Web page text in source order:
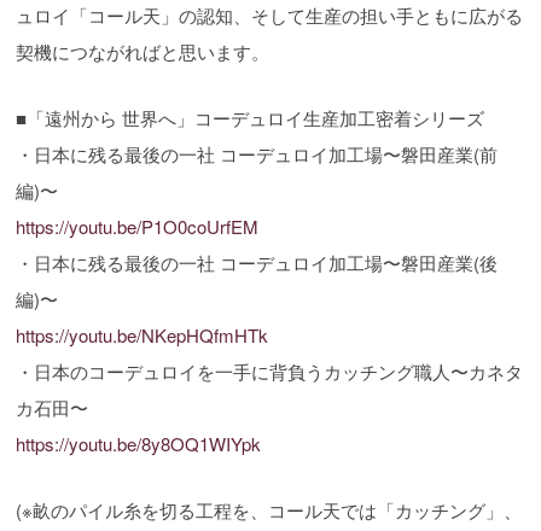
ュロイ「コール天」の認知、そして生産の担い手ともに広がる
契機につながればと思います。
■「遠州から 世界へ」コーデュロイ生産加工密着シリーズ
・日本に残る最後の一社 コーデュロイ加工場〜磐田産業(前
編)〜
https://youtu.be/P1O0coUrfEM
・日本に残る最後の一社 コーデュロイ加工場〜磐田産業(後
編)〜
https://youtu.be/NKepHQfmHTk
・日本のコーデュロイを一手に背負うカッチング職人〜カネタ
カ石田〜
https://youtu.be/8y8OQ1WIYpk
(※畝のパイル糸を切る工程を、コール天では「カッチング」、